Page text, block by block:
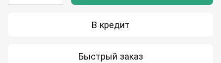
В кредит
Быстрый заказ